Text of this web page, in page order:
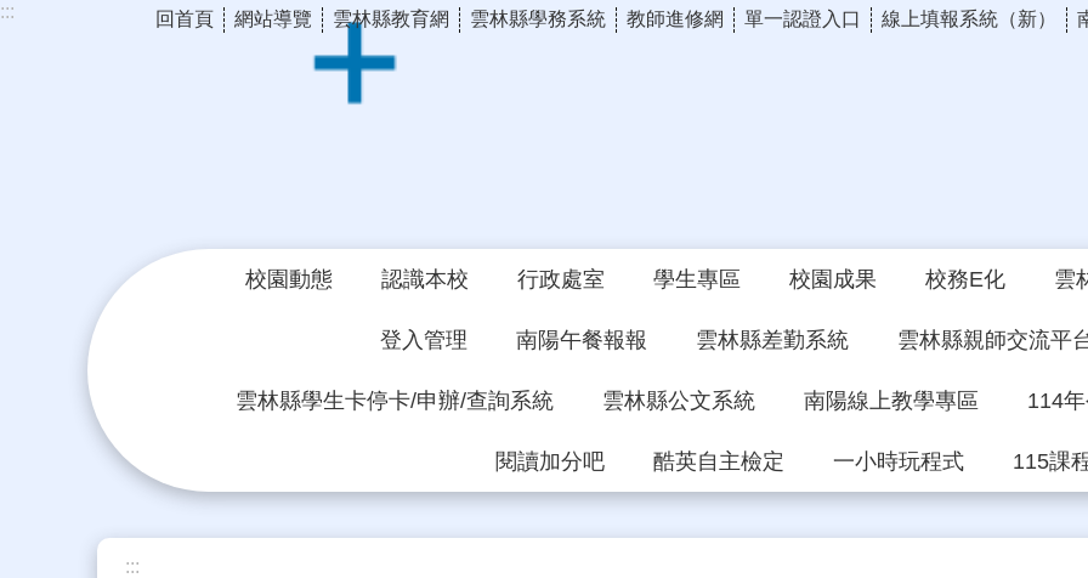
跳到主要內容區塊
::: 回首頁 網站導覽 雲林縣教育網 雲林縣學務系統 教師進修網 單一認證入口 線上填報系統（新）
校園動態 認識本校 行政處室 學生專區 校園成果 校務E化 雲
登入管理 南陽午餐報報 雲林縣差勤系統 雲林縣親師交流平
雲林縣學生卡停卡/申辦/查詢系統 雲林縣公文系統 南陽線上教學專區 114
閱讀加分吧 酷英自主檢定 一小時玩程式 115課
:::